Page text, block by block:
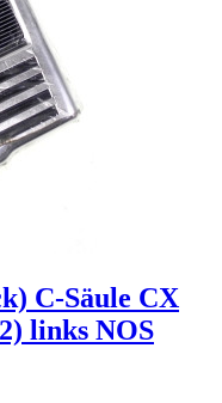
C-Säule CX
links NOS